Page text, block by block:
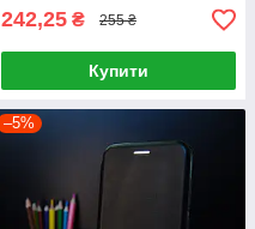
242,25 ₴ 255 ₴
Купити
–5%